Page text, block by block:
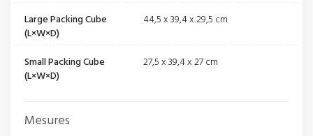
Large Packing Cube
(L×W×D)
44,5 x 39,4 x 29,5 cm
Small Packing Cube
(L×W×D)
27,5 x 39,4 x 27 cm
Mesures